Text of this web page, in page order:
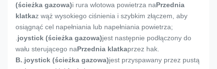
(ścieżka gazowa)i rura wlotowa powietrza naPrzednia
klatkaz wąż wysokiego ciśnienia i szybkim złączem, aby
osiągnąć cel napełniania lub napełniania powietrza;
joystick (ścieżka gazowa)jest następnie podłączony do
wału sterującego naPrzednia klatkaprzez hak.
B. joystick (ścieżka gazowa)jest przyspawany przez pustą